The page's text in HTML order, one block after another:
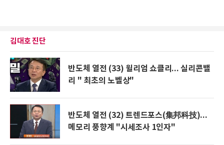
김대호 진단
반도체 열전 (33) 윌리엄 쇼클리... 실리콘밸
리 " 최초의 노벨상"
반도체 열전 (32) 트렌드포스(集邦科技)...
메모리 풍향계 "시세조사 1인자"